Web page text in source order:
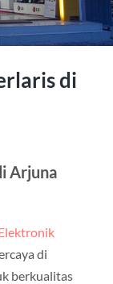
di
Arjuna
di
berkualitas